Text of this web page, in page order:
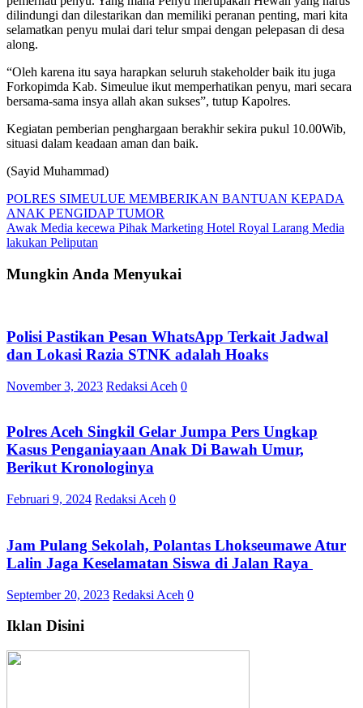
dilindungi dan dilestarikan dan memiliki peranan penting, mari kita
selamatkan penyu mulai dari telur smpai dengan pelepasan di desa
along.
“Oleh karena itu saya harapkan seluruh stakeholder baik itu juga
Forkopimda Kab. Simeulue ikut memperhatikan penyu, mari secara
bersama-sama insya allah akan sukses”, tutup Kapolres.
Kegiatan pemberian penghargaan berakhir sekira pukul 10.00Wib,
situasi dalam keadaan aman dan baik.
(Sayid Muhammad)
Navigasi
pos
POLRES SIMEULUE MEMBERIKAN BANTUAN KEPADA
ANAK PENGIDAP TUMOR
Awak Media kecewa Pihak Marketing Hotel Royal Larang Media
lakukan Peliputan
Mungkin Anda Menyukai
Polisi Pastikan Pesan WhatsApp Terkait Jadwal
dan Lokasi Razia STNK adalah Hoaks
November 3, 2023 Redaksi Aceh 0
Polres Aceh Singkil Gelar Jumpa Pers Ungkap
Kasus Penganiayaan Anak Di Bawah Umur,
Berikut Kronologinya
Februari 9, 2024 Redaksi Aceh 0
Jam Pulang Sekolah, Polantas Lhokseumawe Atur
Lalin Jaga Keselamatan Siswa di Jalan Raya
September 20, 2023 Redaksi Aceh 0
Iklan Disini